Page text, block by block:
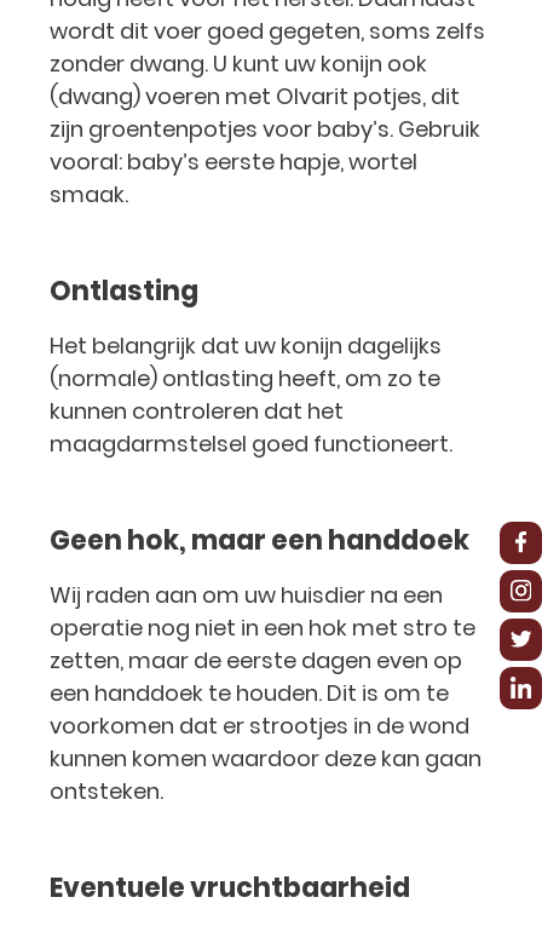
wordt dit voer goed gegeten, soms zelfs
zonder dwang. U kunt uw konijn ook
(dwang) voeren met Olvarit potjes, dit
zijn groentenpotjes voor baby’s. Gebruik
vooral: baby’s eerste hapje, wortel
smaak.
Ontlasting
Het belangrijk dat uw konijn dagelijks
(normale) ontlasting heeft, om zo te
kunnen controleren dat het
maagdarmstelsel goed functioneert.
Geen hok, maar een handdoek
Wij raden aan om uw huisdier na een
operatie nog niet in een hok met stro te
zetten, maar de eerste dagen even op
een handdoek te houden. Dit is om te
voorkomen dat er strootjes in de wond
kunnen komen waardoor deze kan gaan
ontsteken.
Eventuele vruchtbaarheid